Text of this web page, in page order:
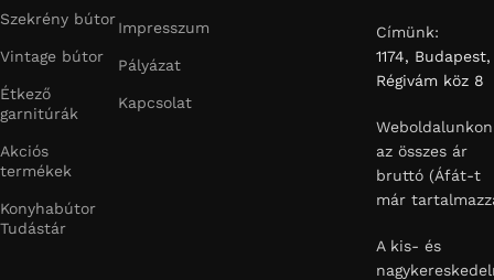
Szekrény bútor
Vintage bútor
Étkező
garnitúrák
Akciós
termékek
Konyhabútor
Tudástár
Impresszum
Pályázat
Kapcsolat
Címünk:
1174, Budapest,
Régivám köz 8
Weboldalunkon
az összes ár
bruttó (Áfát-t
már
A kis- és